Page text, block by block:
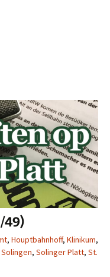
49)
, Houptbahnhoff, Klinikum,
Solingen, Solinger Platt, St.